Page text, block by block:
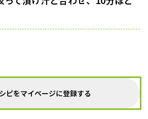
ピをマイページに登録する